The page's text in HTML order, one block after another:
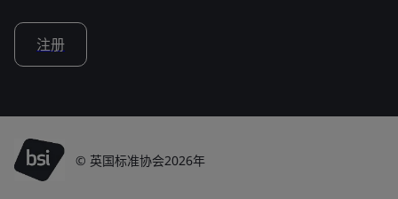
注册
© 英国标准协会2026年